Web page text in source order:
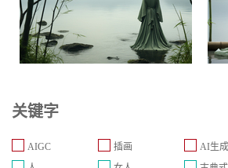
关键字
AIGC 插画 AI生